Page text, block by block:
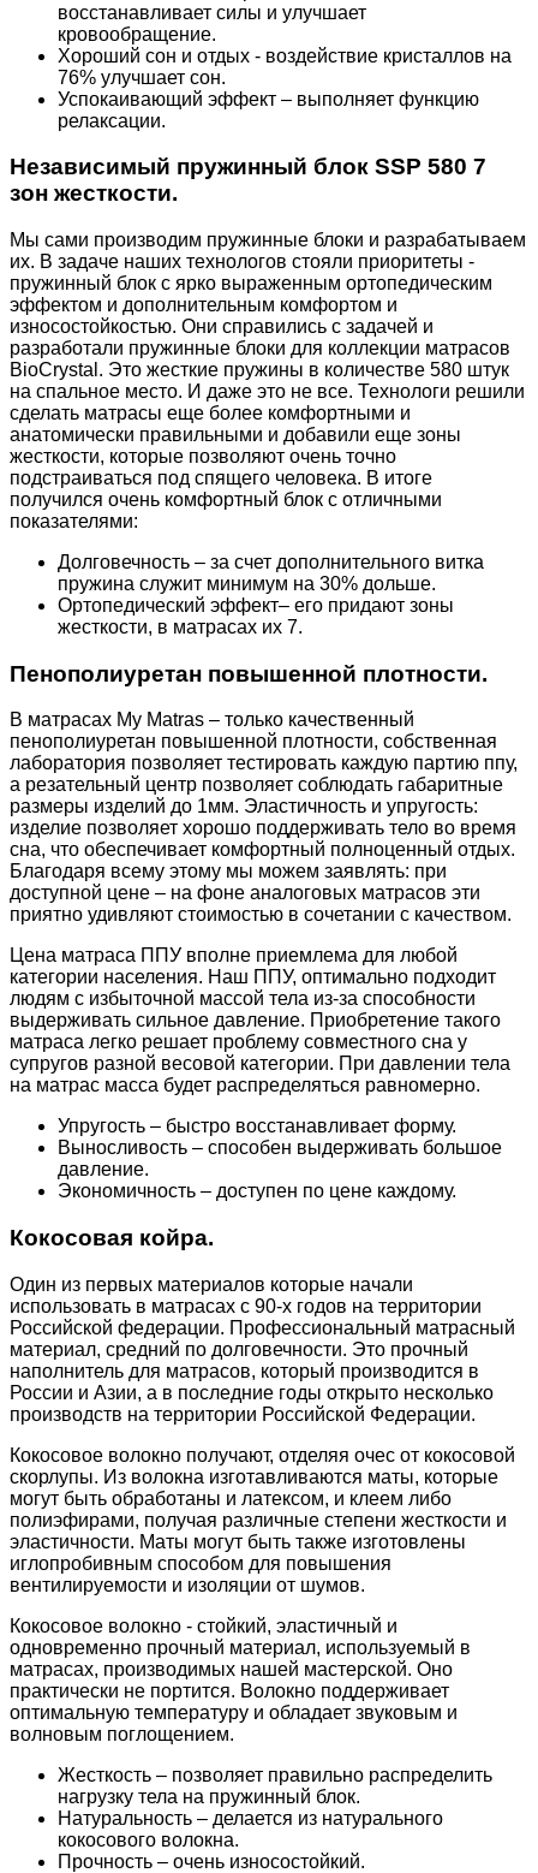
восстанавливает силы и улучшает
кровообращение.
Хороший сон и отдых - воздействие кристаллов на
76% улучшает сон.
Успокаивающий эффект – выполняет функцию
релаксации.
Независимый пружинный блок SSP 580 7
зон жесткости.
Мы сами производим пружинные блоки и разрабатываем
их. В задаче наших технологов стояли приоритеты -
пружинный блок с ярко выраженным ортопедическим
эффектом и дополнительным комфортом и
износостойкостью. Они справились с задачей и
разработали пружинные блоки для коллекции матрасов
BioCrystal. Это жесткие пружины в количестве 580 штук
на спальное место. И даже это не все. Технологи решили
сделать матрасы еще более комфортными и
анатомически правильными и добавили еще зоны
жесткости, которые позволяют очень точно
подстраиваться под спящего человека. В итоге
получился очень комфортный блок с отличными
показателями:
Долговечность – за счет дополнительного витка
пружина служит минимум на 30% дольше.
Ортопедический эффект– его придают зоны
жесткости, в матрасах их 7.
Пенополиуретан повышенной плотности.
В матрасах My Matras – только качественный
пенополиуретан повышенной плотности, собственная
лаборатория позволяет тестировать каждую партию ппу,
а резательный центр позволяет соблюдать габаритные
размеры изделий до 1мм. Эластичность и упругость:
изделие позволяет хорошо поддерживать тело во время
сна, что обеспечивает комфортный полноценный отдых.
Благодаря всему этому мы можем заявлять: при
доступной цене – на фоне аналоговых матрасов эти
приятно удивляют стоимостью в сочетании с качеством.
Цена матраса ППУ вполне приемлема для любой
категории населения. Наш ППУ, оптимально подходит
людям с избыточной массой тела из-за способности
выдерживать сильное давление. Приобретение такого
матраса легко решает проблему совместного сна у
супругов разной весовой категории. При давлении тела
на матрас масса будет распределяться равномерно.
Упругость – быстро восстанавливает форму.
Выносливость – способен выдерживать большое
давление.
Экономичность – доступен по цене каждому.
Кокосовая койра.
Один из первых материалов которые начали
использовать в матрасах с 90-х годов на территории
Российской федерации. Профессиональный матрасный
материал, средний по долговечности. Это прочный
наполнитель для матрасов, который производится в
России и Азии, а в последние годы открыто несколько
производств на территории Российской Федерации.
Кокосовое волокно получают, отделяя очес от кокосовой
скорлупы. Из волокна изготавливаются маты, которые
могут быть обработаны и латексом, и клеем либо
полиэфирами, получая различные степени жесткости и
эластичности. Маты могут быть также изготовлены
иглопробивным способом для повышения
вентилируемости и изоляции от шумов.
Кокосовое волокно - стойкий, эластичный и
одновременно прочный материал, используемый в
матрасах, производимых нашей мастерской. Оно
практически не портится. Волокно поддерживает
оптимальную температуру и обладает звуковым и
волновым поглощением.
Жесткость – позволяет правильно распределить
нагрузку тела на пружинный блок.
Натуральность – делается из натурального
кокосового волокна.
Прочность – очень износостойкий.